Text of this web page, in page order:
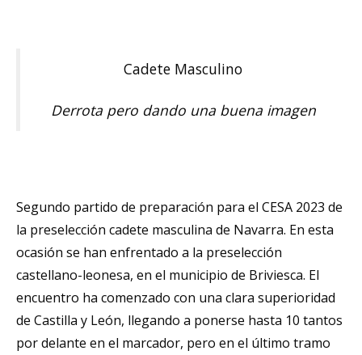
Cadete Masculino
Derrota pero dando una buena imagen
Segundo partido de preparación para el CESA 2023 de
la preselección cadete masculina de Navarra. En esta
ocasión se han enfrentado a la preselección
castellano-leonesa, en el municipio de Briviesca. El
encuentro ha comenzado con una clara superioridad
de Castilla y León, llegando a ponerse hasta 10 tantos
por delante en el marcador, pero en el último tramo